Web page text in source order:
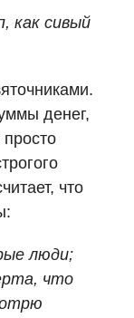
как сивый
денег,
что
люди;
что